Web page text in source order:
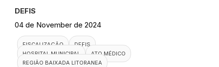
DEFIS
04 de November de 2024
FISCALIZAÇÃO
DEFIS
HOSPITAL MUNICIPAL
ATO MÉDICO
REGIÃO BAIXADA LITORANEA